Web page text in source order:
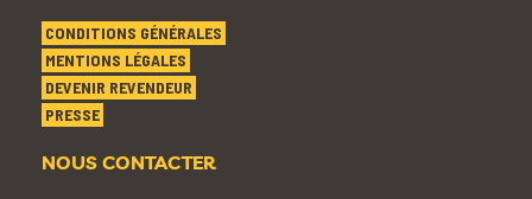
CONDITIONS GÉNÉRALES
MENTIONS LÉGALES
DEVENIR REVENDEUR
PRESSE
NOUS CONTACTER